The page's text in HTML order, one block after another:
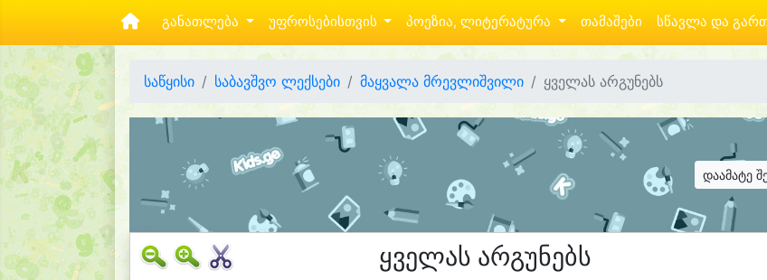
განათლება უფროსებისთვის პოეზია, ლიტერატურა თამაშები სწავლა და
საწყისი საბავშვო ლექსები მაყვალა მრევლიშვილი ყველას არგუნებს
დაამატე
ყველას არგუნებს